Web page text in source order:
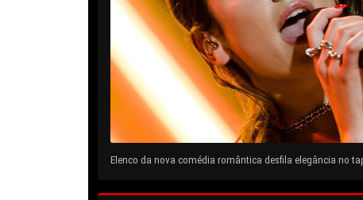
Elenco da nova comédia romântica desfila elegância no